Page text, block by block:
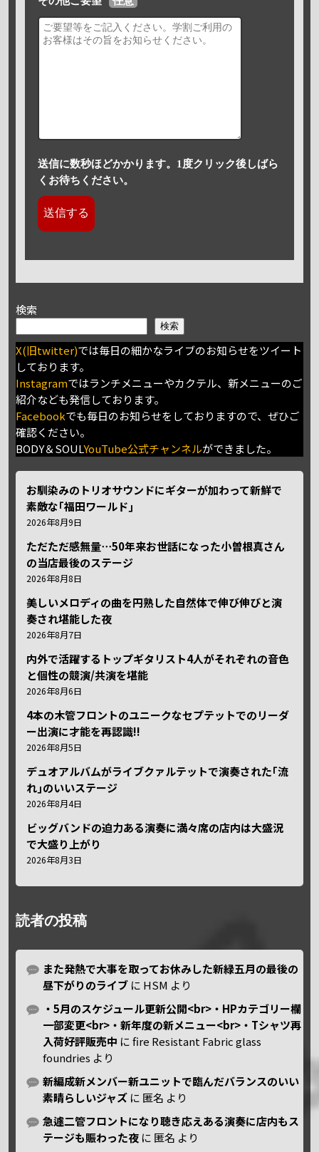
送信に数秒ほどかかります。1度クリック後しばら
くお待ちください。
検索
検索
X(旧twitter)では毎日の細かなライブのお知らせをツイート
しております。
Instagramではランチメニューやカクテル、新メニューのご
紹介なども発信しております。
Facebookでも毎日のお知らせをしておりますので、ぜひご
確認ください。
BODY＆SOULYouTube公式チャンネルができました。
お馴染みのトリオサウンドにギターが加わって新鮮で
素敵な｢福田ワールド｣
2026年8月9日
ただただ感無量⋯50年来お世話になった小曽根真さん
の当店最後のステージ
2026年8月8日
美しいメロディの曲を円熟した自然体で伸び伸びと演
奏され堪能した夜
2026年8月7日
内外で活躍するトップギタリスト4人がそれぞれの音色
と個性の競演/共演を堪能
2026年8月6日
4本の木管フロントのユニークなセプテットでのリーダ
ー出演に才能を再認識!!
2026年8月5日
デュオアルバムがライブクァルテットで演奏された｢流
れ｣のいいステージ
2026年8月4日
ビッグバンドの迫力ある演奏に満々席の店内は大盛況
で大盛り上がり
2026年8月3日
読者の投稿
また発熱で大事を取ってお休みした新緑五月の最後の
昼下がりのライブ に HSM より
・5月のスケジュール更新公開<br>・HPカテゴリー欄
一部変更<br>・新年度の新メニュー<br>・Tシャツ再
入荷好評販売中 にfire Resistant Fabric glass
foundries より
新編成新メンバー新ユニットで臨んだバランスのいい
素晴らしいジャズ に 匿名 より
急遽二管フロントになり聴き応えある演奏に店内もス
テージも賑わった夜 に 匿名 より